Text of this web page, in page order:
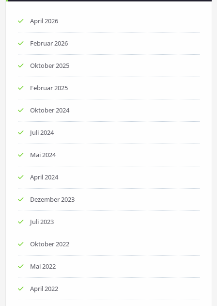
April 2026
Februar 2026
Oktober 2025
Februar 2025
Oktober 2024
Juli 2024
Mai 2024
April 2024
Dezember 2023
Juli 2023
Oktober 2022
Mai 2022
April 2022